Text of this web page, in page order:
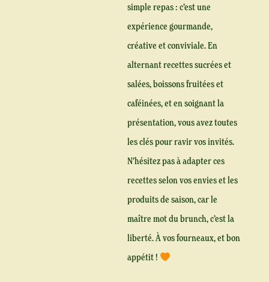
simple repas : c’est une
expérience gourmande,
créative et conviviale. En
alternant recettes sucrées et
salées, boissons fruitées et
caféinées, et en soignant la
présentation, vous avez toutes
les clés pour ravir vos invités.
N’hésitez pas à adapter ces
recettes selon vos envies et les
produits de saison, car le
maître mot du brunch, c’est la
liberté. À vos fourneaux, et bon
appétit !